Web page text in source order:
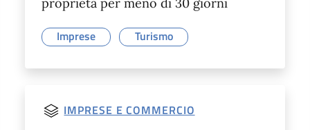
Imprese Turismo
IMPRESE E COMMERCIO